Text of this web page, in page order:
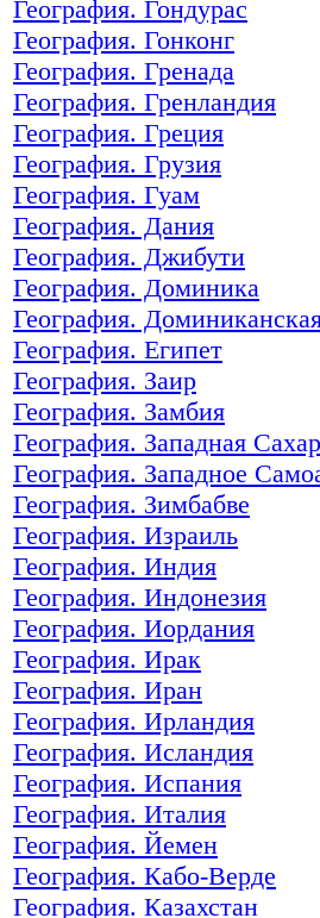
География. Гондурас
География. Гонконг
География. Гренада
География. Гренландия
География. Греция
География. Грузия
География. Гуам
География. Дания
География. Джибути
География. Доминика
География.
География. Египет
География. Заир
География. Замбия
География. Западная
География. Западное
География. Зимбабве
География. Израиль
География. Индия
География. Индонезия
География. Иордания
География. Ирак
География. Иран
География. Ирландия
География. Исландия
География. Испания
География. Италия
География. Йемен
География. Кабо-Верде
География. Казахстан